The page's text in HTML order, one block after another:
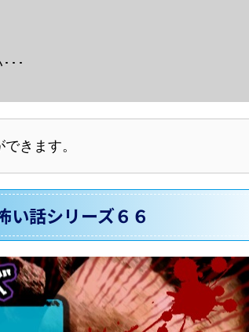
･･
きます。
い話シリーズ６６